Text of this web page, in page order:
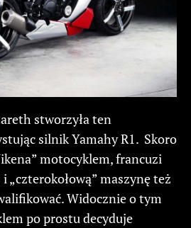
stworzyła ten
silnik Yamahy R1. Skoro
motocyklem, francuzi
„czterokołową” maszynę też
Widocznie o tym
po prostu decyduje